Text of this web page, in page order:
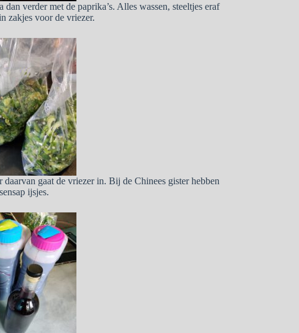
verder met de paprika’s. Alles wassen, steeltjes eraf
zakjes voor de vriezer.
gaat de vriezer in. Bij de Chinees gister hebben
ijsjes.